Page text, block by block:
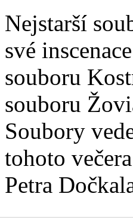
Nejstarší
své
souboru
souboru
Soubory
tohoto
Petra